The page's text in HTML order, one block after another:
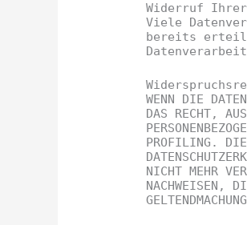
Widerruf
Viele
bereits
WENN DIE
DAS RECHT,
PROFILING. DIE
NICHT MEHR
NACHWEISEN,